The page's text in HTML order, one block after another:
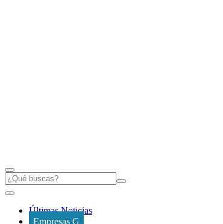
Últimas Noticias
Empresas G